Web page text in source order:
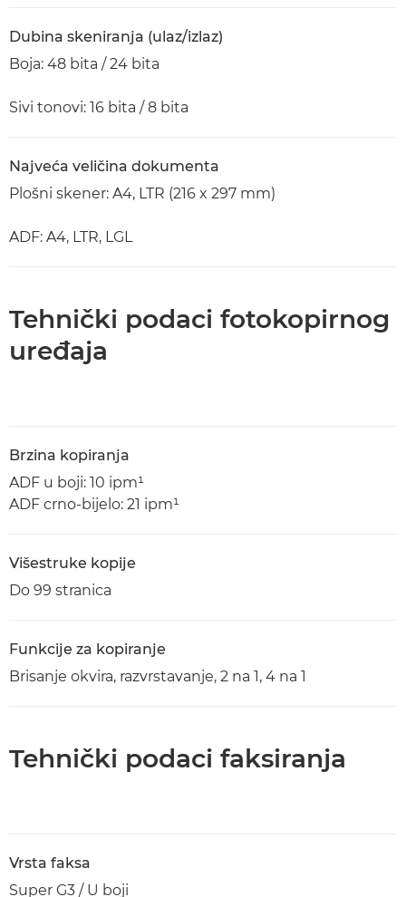
Dubina skeniranja (ulaz/izlaz)
Boja: 48 bita / 24 bita
Sivi tonovi: 16 bita / 8 bita
Najveća veličina dokumenta
Plošni skener: A4, LTR (216 x 297 mm)
ADF: A4, LTR, LGL
Tehnički podaci fotokopirnog
uređaja
Brzina kopiranja
ADF u boji: 10 ipm¹
ADF crno-bijelo: 21 ipm¹
Višestruke kopije
Do 99 stranica
Funkcije za kopiranje
Brisanje okvira, razvrstavanje, 2 na 1, 4 na 1
Tehnički podaci faksiranja
Vrsta faksa
Super G3 / U boji